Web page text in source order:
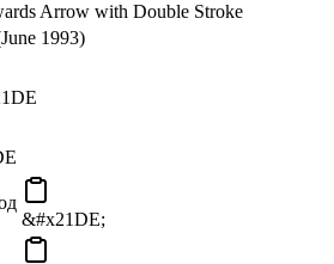
Arrow with Double Stroke
1993)
&#x21DE;